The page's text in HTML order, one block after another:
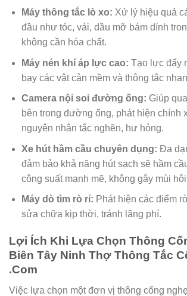
Máy thông tắc lò xo: Xử lý hiệu quả
đầu như tóc, vải, dầu mỡ bám dính
không cần hóa chất.
Máy nén khí áp lực cao: Tạo lực đẩy
bay các vật cản mềm và thông tắc
Camera nội soi đường ống: Giúp
bên trong đường ống, phát hiện chính
nguyên nhân tắc nghẽn, hư hỏng.
Xe hút hầm cầu chuyên dụng: Đa
đảm bảo khả năng hút sạch sẽ hầm
công suất mạnh mẽ, không gây mùi
Máy dò tìm rò rỉ: Phát hiện các điểm
sửa chữa kịp thời, tránh lãng phí.
Lợi Ích Khi Lựa Chọn Thông
Biên Tây Ninh Thợ Thông Tắc
.Com
Việc lựa chọn một đơn vị thông cống